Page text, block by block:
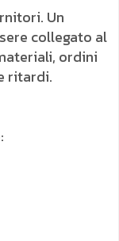
Un
collegato al
ordini
ritardi.